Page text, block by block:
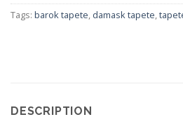
Tags: barok tapete damask tapete
DESCRIPTION